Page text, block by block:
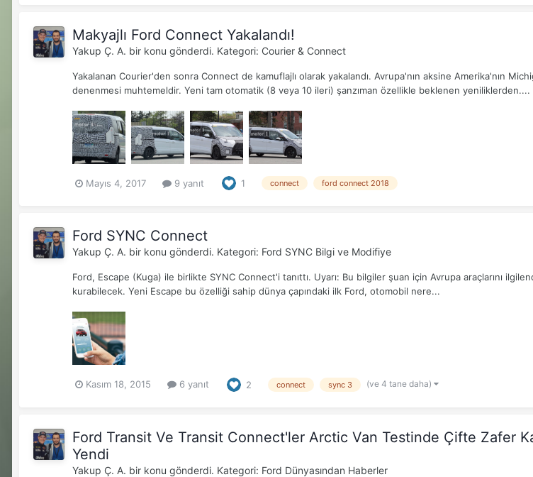
Makyajlı Ford Connect Yakalandı!
Yakup Ç. A. bir konu gönderdi. Kategori: Courier & Connect
Yakalanan Courier'den sonra Connect de kamuflajlı olarak yakalandı. Avrupa'nın aksine Amerika'nın
denenmesi muhtemeldir. Yeni tam otomatik (8 veya 10 ileri) şanzıman özellikle beklenen yeniliklerden....
Mayıs 4, 2017 9 yanıt 1 connect ford connect 2018
Ford SYNC Connect
Yakup Ç. A. bir konu gönderdi. Kategori: Ford SYNC Bilgi ve Modifiye
Ford, Escape (Kuga) ile birlikte SYNC Connect'i tanıttı. Uyarı: Bu bilgiler şuan için Avrupa araçlarını
kurabilecek. Yeni Escape bu özelliği sahip dünya çapındaki ilk Ford, otomobil nere...
Kasım 18, 2015 6 yanıt 2 connect sync 3 (ve 4 tane daha)
Ford Transit Ve Transit Connect'ler Arctic Van Testinde Çifte Zafer
Yendi
Yakup Ç. A. bir konu gönderdi. Kategori: Ford Dünyasından Haberler